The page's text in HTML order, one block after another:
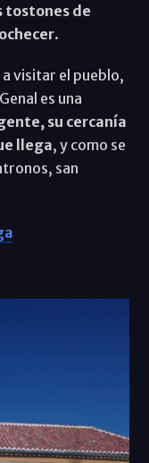
tostones de
.
a visitar el pueblo,
es una
su cercanía
llega, y como se
san